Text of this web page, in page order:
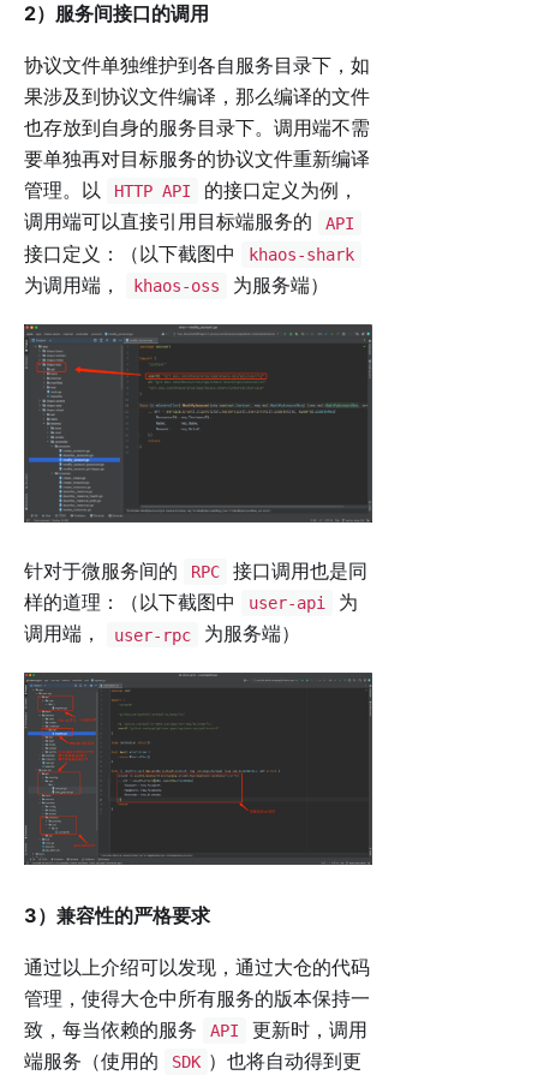
2）服务间接口的调用
协议文件单独维护到各自服务目录下，如
果涉及到协议文件编译，那么编译的文件
也存放到自身的服务目录下。调用端不需
要单独再对目标服务的协议文件重新编译
管理。以
HTTP API
的接口定义为例，
调用端可以直接引用目标端服务的
API
接口定义：（以下截图中 khaos-shark
为调用端， khaos-oss 为服务端）
针对于微服务间的 RPC
接口调用也是同
样的道理：（以下截图中
user-api
为
调用端，
user-rpc 为服务端）
3）兼容性的严格要求
通过以上介绍可以发现，通过大仓的代码
管理，使得大仓中所有服务的版本保持一
致，每当依赖的服务
API
更新时，调用
端服务（使用的
SDK ）也将自动得到更